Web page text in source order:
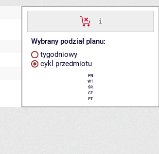
Wybrany podział planu:
tygodniowy
cykl przedmiotu
PN
WT
ŚR
CZ
PT